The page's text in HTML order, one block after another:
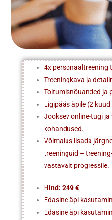
4x personaaltreening
Treeningkava ja
Toitumisnõuanded ja
Ligipääs äpile (2
Jooksev online-tugi ja
kohandused.
Võimalus lisada
treeninguid –
vastavalt progressile.
Hind: 249 €
Edasine äpi
Edasine äpi